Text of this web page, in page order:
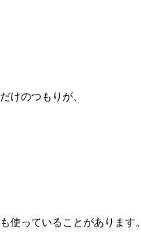
けのつもりが、
使っていることがあります。